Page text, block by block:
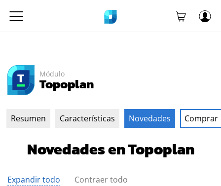
Módulo
Topoplan
Resumen Características Novedades Comprar
Novedades en Topoplan
Expandir todo Contraer todo